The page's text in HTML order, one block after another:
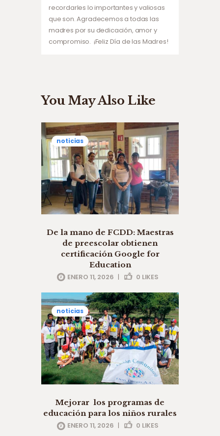
recordarles lo importantes y valiosas
que son. Agradecemos a todas las
madres por su dedicación, amor y
compromiso. ¡Feliz Día de las Madres!
You May Also Like
noticias
De la mano de FCDD: Maestras
de preescolar obtienen
certificación Google for
Education
ENERO 11, 2026 | 0 LIKES
noticias
Mejorar los programas de
educación para los niños rurales
ENERO 11, 2026 | 0 LIKES